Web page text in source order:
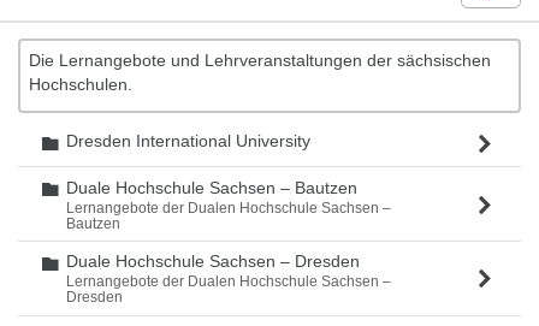
Die Lernangebote und Lehrveranstaltungen der sächsischen
Hochschulen.
Ordner
Dresden International University
Ordner
Duale Hochschule Sachsen – Bautzen
Lernangebote der Dualen Hochschule Sachsen –
Bautzen
Ordner
Duale Hochschule Sachsen – Dresden
Lernangebote der Dualen Hochschule Sachsen –
Dresden